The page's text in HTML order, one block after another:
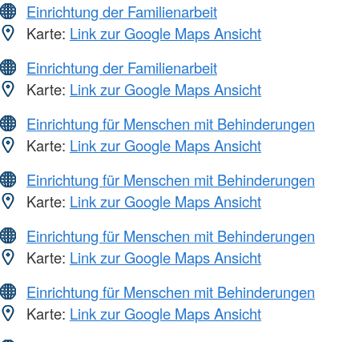
Einrichtung der Familienarbeit
Karte: Link zur Google Maps Ansicht
Einrichtung der Familienarbeit
Karte: Link zur Google Maps Ansicht
Einrichtung für Menschen mit Behinderungen
Karte: Link zur Google Maps Ansicht
Einrichtung für Menschen mit Behinderungen
Karte: Link zur Google Maps Ansicht
Einrichtung für Menschen mit Behinderungen
Karte: Link zur Google Maps Ansicht
Einrichtung für Menschen mit Behinderungen
Karte: Link zur Google Maps Ansicht